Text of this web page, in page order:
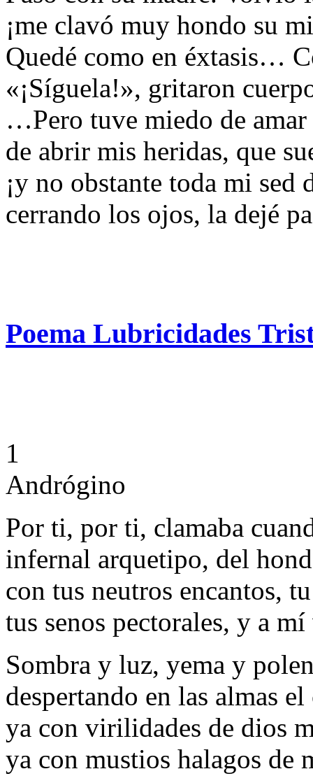
¡me clavó muy hondo su
Quedé como en éxtasis…
«¡Síguela!», gritaron
…Pero tuve miedo de
de abrir mis heridas, que
¡y no obstante toda mi sed
cerrando los ojos, la dejé
Poema Lubricidades
1
Andrógino
Por ti, por ti, clamaba
infernal arquetipo, del
con tus neutros encantos,
tus senos pectorales, y a
Sombra y luz, yema y
despertando en las almas
ya con virilidades de dios
ya con mustios halagos de